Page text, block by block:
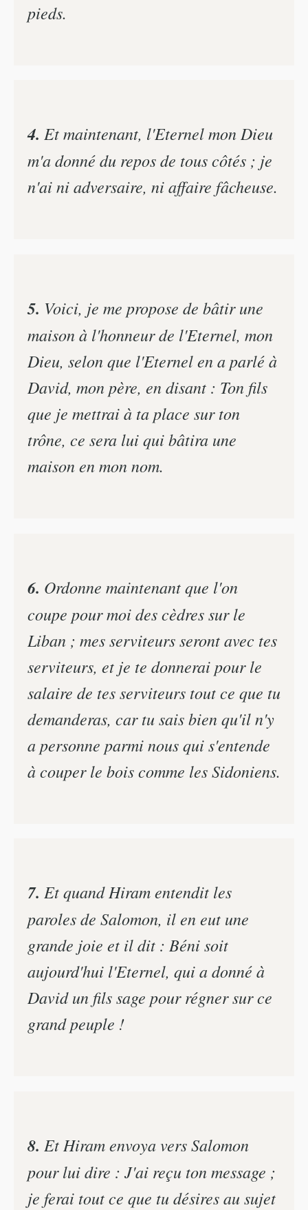
pieds.
4. Et maintenant, l'Eternel mon Dieu
m'a donné du repos de tous côtés ; je
n'ai ni adversaire, ni affaire fâcheuse.
5. Voici, je me propose de bâtir une
maison à l'honneur de l'Eternel, mon
Dieu, selon que l'Eternel en a parlé à
David, mon père, en disant : Ton fils
que je mettrai à ta place sur ton
trône, ce sera lui qui bâtira une
maison en mon nom.
6. Ordonne maintenant que l'on
coupe pour moi des cèdres sur le
Liban ; mes serviteurs seront avec tes
serviteurs, et je te donnerai pour le
salaire de tes serviteurs tout ce que tu
demanderas, car tu sais bien qu'il n'y
a personne parmi nous qui s'entende
à couper le bois comme les Sidoniens.
7. Et quand Hiram entendit les
paroles de Salomon, il en eut une
grande joie et il dit : Béni soit
aujourd'hui l'Eternel, qui a donné à
David un fils sage pour régner sur ce
grand peuple !
8. Et Hiram envoya vers Salomon
pour lui dire : J'ai reçu ton message ;
je ferai tout ce que tu désires au sujet